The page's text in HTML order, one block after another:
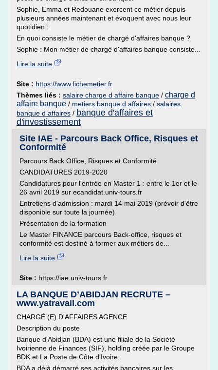
Sophie, Emma et Redouane exercent ce métier depuis
plusieurs années maintenant et évoquent avec nous leur
quotidien :
En quoi consiste le métier de chargé d'affaires banque ?
Sophie : Mon métier de chargé d'affaires banque consiste...
Lire la suite
Site : https://www.fichemetier.fr
Thèmes liés : salaire charge d affaire banque / charge d
affaire banque / metiers banque d affaires / salaires
banque d affaires / banque d'affaires et
d'investissement
Site IAE - Parcours Back Office, Risques et
Conformité
Parcours Back Office, Risques et Conformité
CANDIDATURES 2019-2020
Candidatures pour l'entrée en Master 1 : entre le 1er et le
26 avril 2019 sur ecandidat.univ-tours.fr
Entretiens d'admission : mardi 14 mai 2019 (prévoir d'être
disponible sur toute la journée)
Présentation de la formation
Le Master FINANCE parcours Back-office, risques et
conformité est destiné à former aux métiers de...
Lire la suite
Site : https://iae.univ-tours.fr
LA BANQUE D’ABIDJAN RECRUTE –
www.yatravail.com
CHARGÉ (E) D'AFFAIRES AGENCE
Description du poste
Banque d'Abidjan (BDA) est une filiale de la Société
Ivoirienne de Finances (SIF), holding créée par le Groupe
BDK et La Poste de Côte d'Ivoire.
BDA a déjà démarré ses activités bancaires sur les